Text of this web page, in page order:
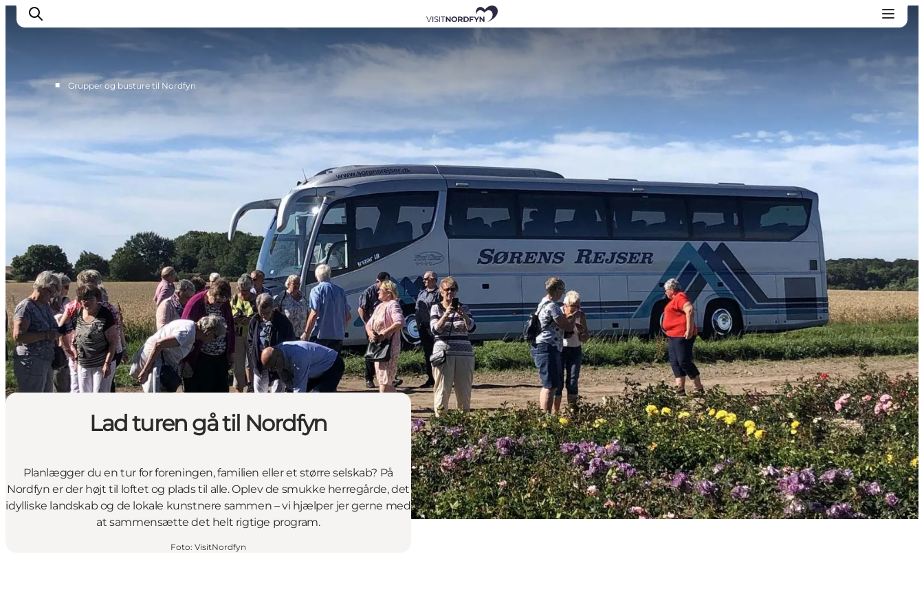
Erleben
Essen und Trinken
Unterkünfte
■ Grupper og busture til Nordfyn
Lad turen gå til Nordfyn
Planlægger du en tur for foreningen, familien eller et større selskab? På
Nordfyn er der højt til loftet og plads til alle. Oplev de smukke herregårde, det
idylliske landskab og de lokale kunstnere sammen – vi hjælper jer gerne med
at sammensætte det helt rigtige program.
Foto: VisitNordfyn